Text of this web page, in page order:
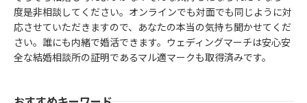
度是非相談してください。オンラインでも対面でも同じように対
応させていただきますので、あなたの本当の気持ち聞かせてくだ
さい。誰にも内緒で婚活できます。ウェディングマーチは安心安
全な結婚相談所の証明であるマル適マークも取得済みです。